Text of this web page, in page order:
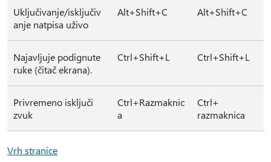
Uključivanje/isključiv
anje natpisa uživo
Alt+Shift+C Alt+Shift+C
Najavljuje podignute
ruke (čitač ekrana).
Ctrl+Shift+L Ctrl+Shift+L
Privremeno isključi
zvuk
Ctrl+Razmaknic
a
Ctrl+
razmaknica
Vrh stranice